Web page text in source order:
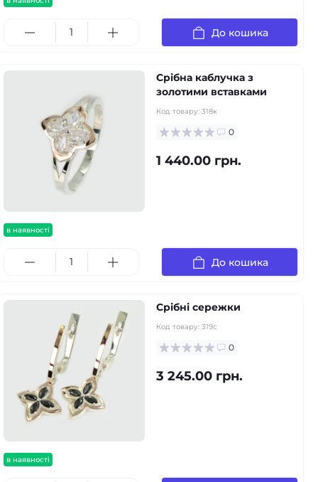
До кошика
в наявності
Срібна каблучка з
золотими вставками
Код товару: 318к
0
1 440.00 грн.
До кошика
в наявності
Срібні сережки
Код товару: 319с
0
3 245.00 грн.